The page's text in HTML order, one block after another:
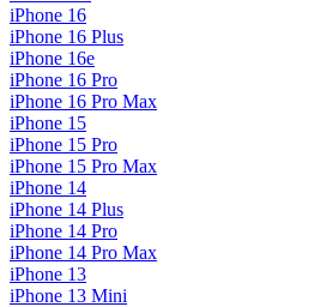
iPhone 16
iPhone 16 Plus
iPhone 16e
iPhone 16 Pro
iPhone 16 Pro Max
iPhone 15
iPhone 15 Pro
iPhone 15 Pro Max
iPhone 14
iPhone 14 Plus
iPhone 14 Pro
iPhone 14 Pro Max
iPhone 13
iPhone 13 Mini